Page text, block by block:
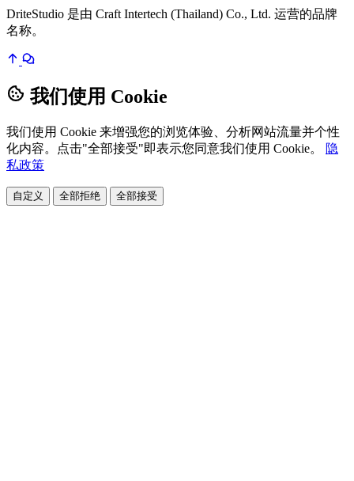
DriteStudio 是由 Craft Intertech (Thailand) Co., Ltd. 运营的品牌
名称。
我们使用 Cookie
我们使用 Cookie 来增强您的浏览体验、分析网站流量并个性
化内容。点击"全部接受"即表示您同意我们使用 Cookie。
隐
私政策
自定义 全部拒绝 全部接受